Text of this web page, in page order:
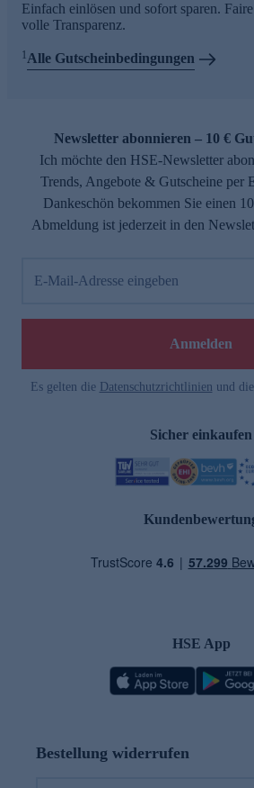
Einfach einlösen und sofort sparen.
volle Transparenz.
1Alle Gutscheinbedingungen
Newsletter abonnieren – 10 €
Ich möchte den HSE-Newsletter
Trends, Angebote & Gutscheine per
Dankeschön bekommen Sie einen
Abmeldung ist jederzeit in den
E-Mail-Adresse eingeben
Anmelden
Es gelten die Datenschutzrichtlinien und die
Sicher einkaufen
HSE App
Bestellung widerrufen